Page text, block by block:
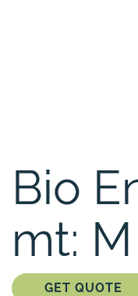
Bio
mt: M
GET QUOTE